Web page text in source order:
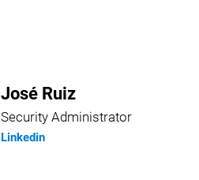
José Ruiz
Security Administrator
Linkedin